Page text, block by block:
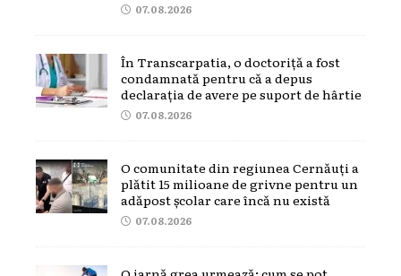
07.08.2026
În Transcarpatia, o doctoriță a fost
condamnată pentru că a depus
declarația de avere pe suport de hârtie
07.08.2026
O comunitate din regiunea Cernăuți a
plătit 15 milioane de grivne pentru un
adăpost școlar care încă nu există
07.08.2026